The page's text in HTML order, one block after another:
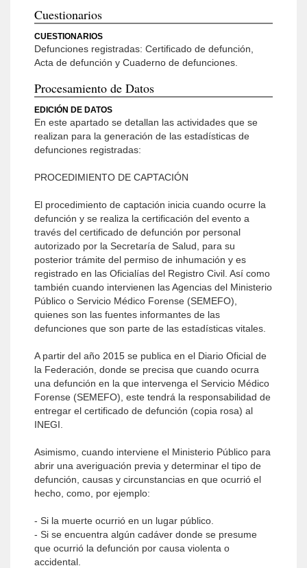
Cuestionarios
CUESTIONARIOS
Defunciones registradas: Certificado de defunción,
Acta de defunción y Cuaderno de defunciones.
Procesamiento de Datos
EDICIÓN DE DATOS
En este apartado se detallan las actividades que se
realizan para la generación de las estadísticas de
defunciones registradas:
PROCEDIMIENTO DE CAPTACIÓN
El procedimiento de captación inicia cuando ocurre la
defunción y se realiza la certificación del evento a
través del certificado de defunción por personal
autorizado por la Secretaría de Salud, para su
posterior trámite del permiso de inhumación y es
registrado en las Oficialías del Registro Civil. Así como
también cuando intervienen las Agencias del Ministerio
Público o Servicio Médico Forense (SEMEFO),
quienes son las fuentes informantes de las
defunciones que son parte de las estadísticas vitales.
A partir del año 2015 se publica en el Diario Oficial de
la Federación, donde se precisa que cuando ocurra
una defunción en la que intervenga el Servicio Médico
Forense (SEMEFO), este tendrá la responsabilidad de
entregar el certificado de defunción (copia rosa) al
INEGI.
Asimismo, cuando interviene el Ministerio Público para
abrir una averiguación previa y determinar el tipo de
defunción, causas y circunstancias en que ocurrió el
hecho, como, por ejemplo:
- Si la muerte ocurrió en un lugar público.
- Si se encuentra algún cadáver donde se presume
que ocurrió la defunción por causa violenta o
accidental.